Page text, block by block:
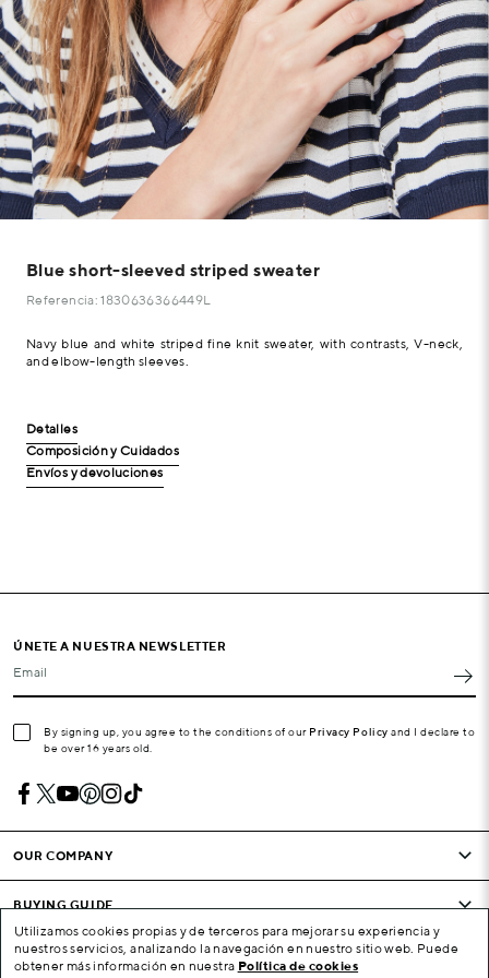
Blue short-sleeved striped sweater
Referencia: 1830636366449L
Navy blue and white striped fine knit sweater, with contrasts, V-neck,
and elbow-length sleeves.
Detalles
Composición y Cuidados
Envíos y devoluciones
ÚNETE A NUESTRA NEWSLETTER
Email
By signing up, you agree to the conditions of our Privacy Policy and I declare to
be over 16 years old.
OUR COMPANY
BUYING GUIDE
CONDITIONS AND COMPANY
Utilizamos cookies propias y de terceros para mejorar su experiencia y
nuestros servicios, analizando la navegación en nuestro sitio web. Puede
obtener más información en nuestra Política de cookies